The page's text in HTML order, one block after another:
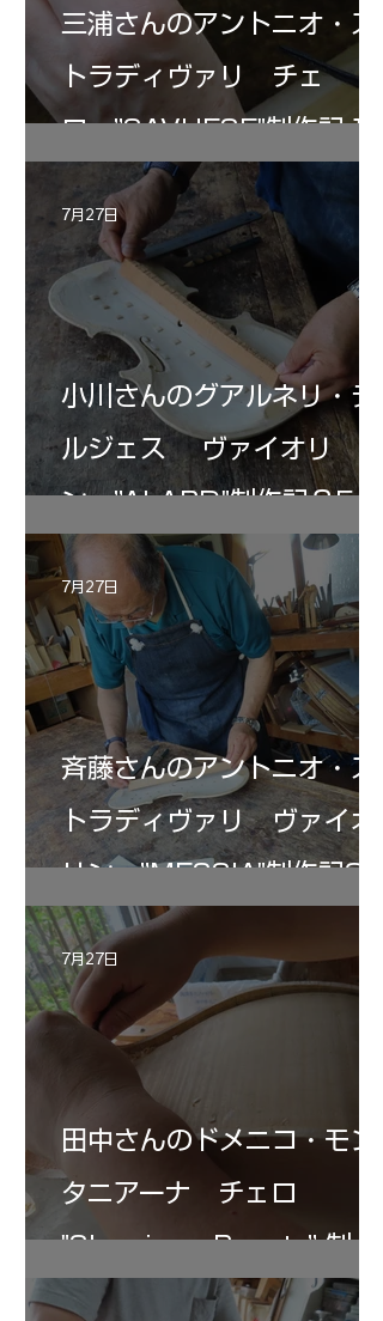
三浦さんのアントニオ・ス
トラディヴァリ チェ
ロ ”SAVUESE"制作記１2
小川さんのグアルネリ・デ
ルジェス ヴァイオリ
ン ”ALARD"制作記３5
7月27日
斉藤さんのアントニオ・ス
トラディヴァリ ヴァイオ
リン ”MESSIA"制作記33
7月27日
田中さんのドメニコ・モン
タニアーナ チェロ
"Sleeping・Beauty” 制作
記 30
7月27日